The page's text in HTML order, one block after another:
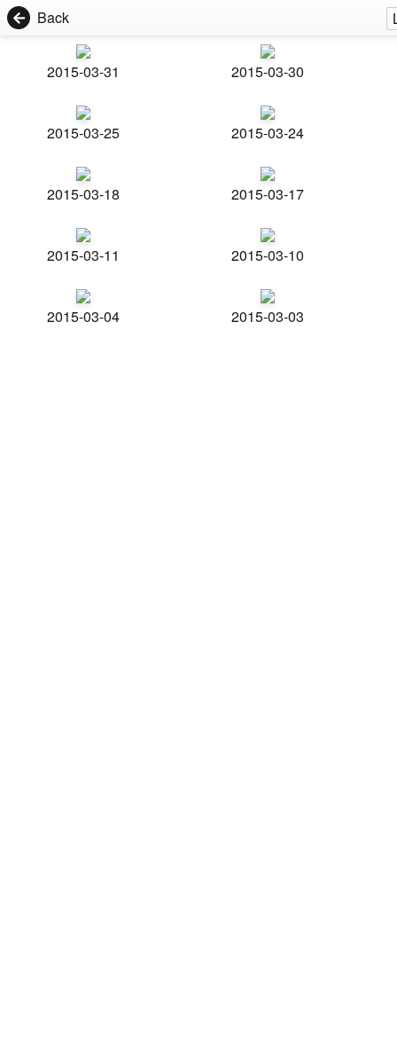
Back
2015-03-31 2015-03-30
2015-03-25 2015-03-24
2015-03-18 2015-03-17
2015-03-11 2015-03-10
2015-03-04 2015-03-03